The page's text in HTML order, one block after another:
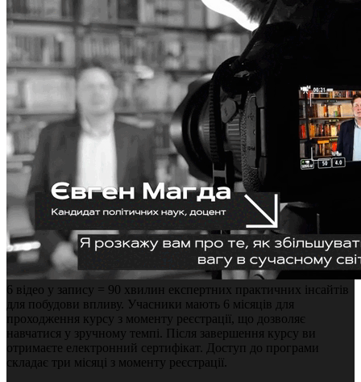
6 відео у запису = 90 хвилин експертних практичних інсайтів
для побудови впливу. Учасники мають 6 місяців для
проходження курсу з моменту реєстрації, що дозволяє
навчатися у зручному темпі. Після завершення курсу ви
отримаєте електронний сертифікат. Доступ до програми
складає три місяці з моменту реєстрації.